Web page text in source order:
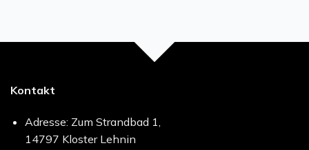
Kontakt
Adresse: Zum Strandbad 1,
14797 Kloster Lehnin